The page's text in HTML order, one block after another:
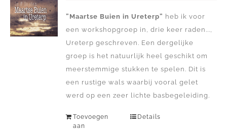
”Maartse Buien in Ureterp” heb ik voor
een workshopgroep in, drie keer raden...,
Ureterp geschreven. Een dergelijke
groep is het natuurlijk heel geschikt om
meerstemmige stukken te spelen. Dit is
een rustige wals waarbij vooral gelet
werd op een zeer lichte basbegeleiding.
Toevoegen
aan
Details